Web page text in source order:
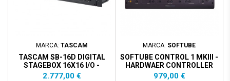
MARCA: TASCAM
TASCAM SB-16D DIGITAL
STAGEBOX 16X16 I/O -
DANTE
Prezzo
2.777,00 €
MARCA: SOFTUBE
SOFTUBE CONTROL 1 MKIII -
HARDWAER CONTROLLER
WITH SOFTWARE
Prezzo
979,00 €